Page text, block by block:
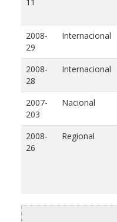
11
2008-
29
Internacional
2008-
28
Internacional
2007-
203
Nacional
2008-
26
Regional